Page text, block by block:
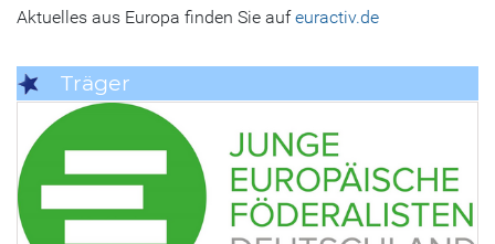
Aktuelles aus Europa finden Sie aufeuractiv.de
Träger